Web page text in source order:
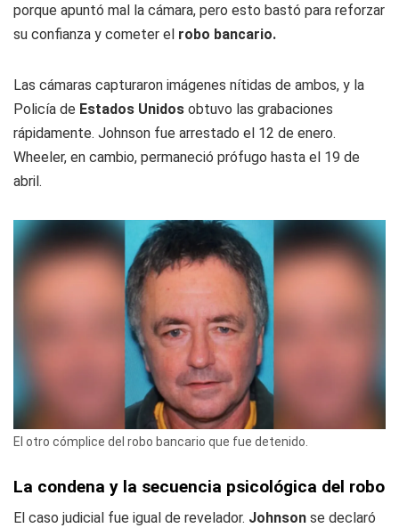
porque apuntó mal la cámara, pero esto bastó para reforzar
su confianza y cometer el robo bancario.
Las cámaras capturaron imágenes nítidas de ambos, y la
Policía de Estados Unidos obtuvo las grabaciones
rápidamente. Johnson fue arrestado el 12 de enero.
Wheeler, en cambio, permaneció prófugo hasta el 19 de
abril.
El otro cómplice del robo bancario que fue detenido.
La condena y la secuencia psicológica del robo
El caso judicial fue igual de revelador. Johnson se declaró